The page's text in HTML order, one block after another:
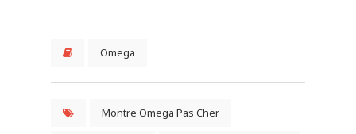
Omega
Montre Omega Pas Cher